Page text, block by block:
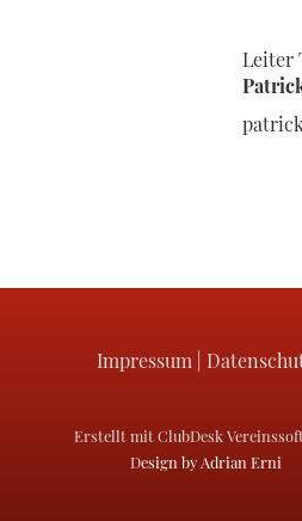
Leiter
Impressum |
Erstellt mit ClubDesk
Design by Adrian Erni